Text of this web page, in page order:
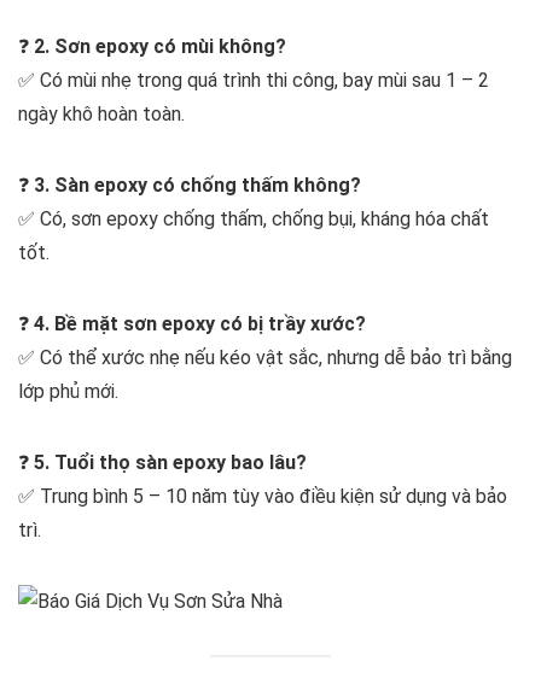
❓ 2. Sơn epoxy có mùi không?
✅ Có mùi nhẹ trong quá trình thi công, bay mùi sau 1 – 2
ngày khô hoàn toàn.
❓ 3. Sàn epoxy có chống thấm không?
✅ Có, sơn epoxy chống thấm, chống bụi, kháng hóa chất
tốt.
❓ 4. Bề mặt sơn epoxy có bị trầy xước?
✅ Có thể xước nhẹ nếu kéo vật sắc, nhưng dễ bảo trì bằng
lớp phủ mới.
❓ 5. Tuổi thọ sàn epoxy bao lâu?
✅ Trung bình 5 – 10 năm tùy vào điều kiện sử dụng và bảo
trì.